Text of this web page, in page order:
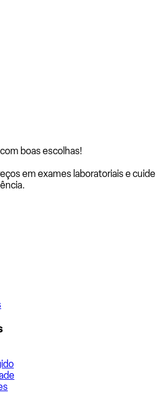
boas escolhas!
em exames laboratoriais e cuide